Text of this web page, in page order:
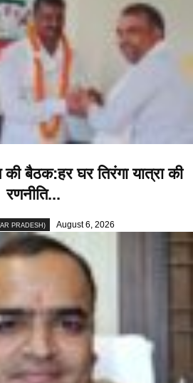
बैठक:हर घर तिरंगा यात्रा की
रणनीति...
PRADESH) August 6, 2026